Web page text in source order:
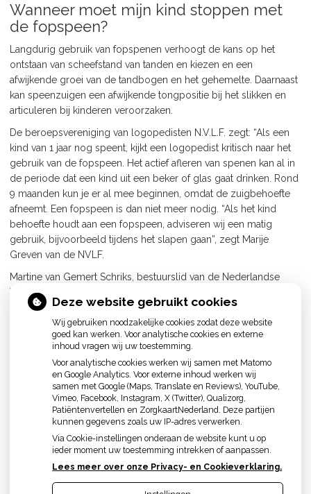
Wanneer moet mijn kind stoppen met
de fopspeen?
Langdurig gebruik van fopspenen verhoogt de kans op het
ontstaan van scheefstand van tanden en kiezen en een
afwijkende groei van de tandbogen en het gehemelte. Daarnaast
kan speenzuigen een afwijkende tongpositie bij het slikken en
articuleren bij kinderen veroorzaken.
De beroepsvereniging van logopedisten N.V.L.F. zegt: “Als een
kind van 1 jaar nog speent, kijkt een logopedist kritisch naar het
gebruik van de fopspeen. Het actief afleren van spenen kan al in
de periode dat een kind uit een beker of glas gaat drinken. Rond
9 maanden kun je er al mee beginnen, omdat de zuigbehoefte
afneemt. Een fopspeen is dan niet meer nodig. “Als het kind
behoefte houdt aan een fopspeen, adviseren wij een matig
gebruik, bijvoorbeeld tijdens het slapen gaan”, zegt Marije
Greven van de NVLF.
Martine van Gemert Schriks, bestuurslid van de Nederlandse
Vereniging voor Kindertandheelkunde: “Wanneer het gebruik van
de fopspeen voor het tweede levensjaar wordt afgeleerd,
herstellen problemen als scheefstand en een afwijkende groei
van de tandbogen en het gehemelte zich vaak binnen zes
maanden. De meeste kinderen stoppen vanzelf met spenen
tussen hun tweede en vierde jaar”.
De overgang van zuigbehoefte naar gewoonte ligt zo rond de 12
maanden. Het is verstandig om te stoppen met de speen
voordat het een gewoonte is geworden.
Deze website gebruikt cookies
Wij gebruiken noodzakelijke cookies zodat deze website
goed kan werken. Voor analytische cookies en externe
inhoud vragen wij uw toestemming.
Voor analytische cookies werken wij samen met Matomo
en Google Analytics. Voor externe inhoud werken wij
samen met Google (Maps, Translate en Reviews), YouTube,
Vimeo, Facebook, Instagram, X (Twitter), Qualizorg,
Patiëntenvertellen en ZorgkaartNederland. Deze partijen
kunnen gegevens zoals uw IP-adres verwerken.
Via Cookie-instellingen onderaan de website kunt u op
ieder moment uw toestemming intrekken of aanpassen.
Lees meer over onze Privacy- en Cookieverklaring.